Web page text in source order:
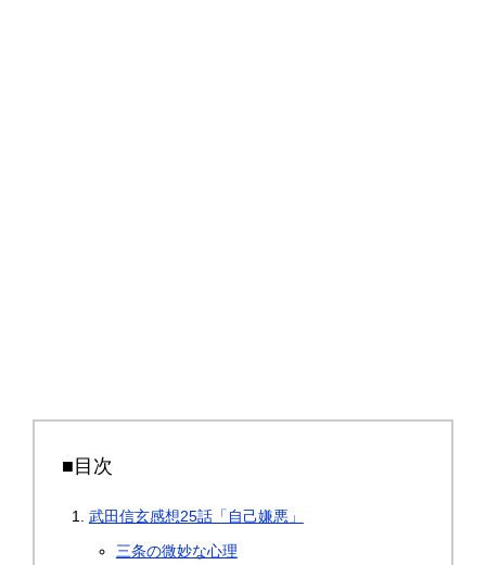
■目次
武田信玄感想25話「自己嫌悪」
三条の微妙な心理